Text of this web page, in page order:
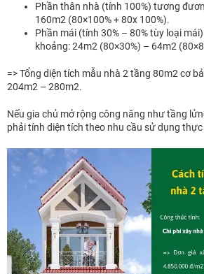
Phần thân nhà (tính 100%) tương
160m2 (80×100% + 80x 100%).
Phần mái (tính 30% – 80% tùy loại
khoảng: 24m2 (80×30%) – 64m2
=> Tổng diện tích mẫu nhà 2 tầng 80m2 cơ
204m2 – 280m2.
Nếu gia chủ mở rộng công năng như tầng
phải tính diện tích theo nhu cầu sử dụng thực